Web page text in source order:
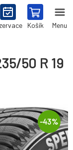
Košík Menu
50 R 19
-43%